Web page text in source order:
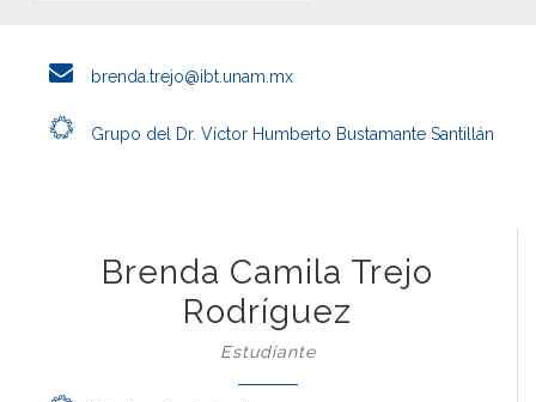
brenda.trejo@ibt.unam.mx
Grupo del Dr. Víctor Humberto Bustamante Santillán
Brenda Camila Trejo
Rodríguez
Estudiante